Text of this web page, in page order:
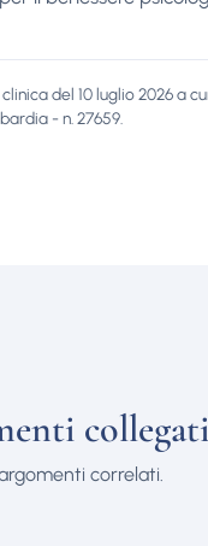
del 10 luglio 2026 a
- n. 27659.
collegati
correlati.